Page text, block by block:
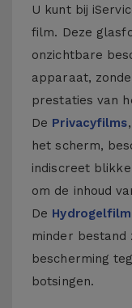
U kunt bij
film. Deze
onzichtbare
apparaat,
prestaties van
De Privacyfilms
het scherm,
indiscreet
om de inhoud
De
minder bestand
bescherming
botsingen.